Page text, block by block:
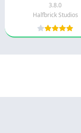
3.8.0
Halfbrick Studios